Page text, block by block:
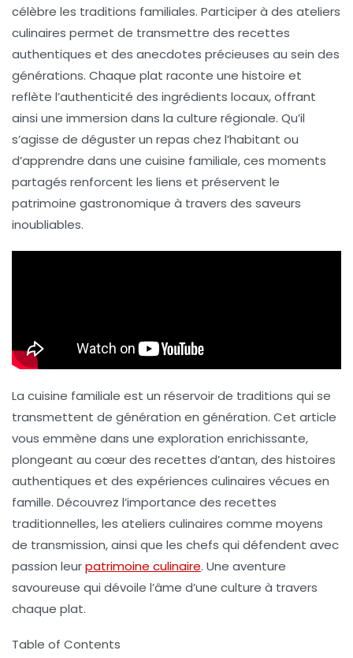
célèbre les traditions familiales. Participer à des ateliers
culinaires permet de transmettre des recettes
authentiques et des anecdotes précieuses au sein des
générations. Chaque plat raconte une histoire et
reflète l’authenticité des ingrédients locaux, offrant
ainsi une immersion dans la culture régionale. Qu’il
s’agisse de déguster un repas chez l’habitant ou
d’apprendre dans une cuisine familiale, ces moments
partagés renforcent les liens et préservent le
patrimoine gastronomique à travers des saveurs
inoubliables.
La cuisine familiale est un réservoir de traditions qui se
transmettent de génération en génération. Cet article
vous emmène dans une exploration enrichissante,
plongeant au cœur des recettes d’antan, des histoires
authentiques et des expériences culinaires vécues en
famille. Découvrez l’importance des recettes
traditionnelles, les ateliers culinaires comme moyens
de transmission, ainsi que les chefs qui défendent avec
passion leurpatrimoine culinaire. Une aventure
savoureuse qui dévoile l’âme d’une culture à travers
chaque plat.
Table of Contents